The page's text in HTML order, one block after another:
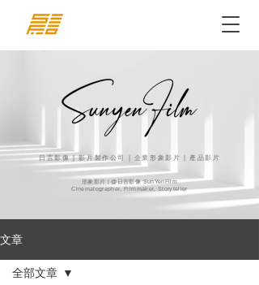
日言影像 | 影片製作公司 | 企業形象影片 | 產品影片
形象影片 | @日言影像 SunYenFilm
Cinematographer, Filmmaker, Storyteller
文章
全部文章